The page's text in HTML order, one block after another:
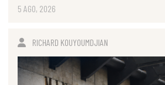
5 AGO, 2026
RICHARD KOUYOUMDJIAN